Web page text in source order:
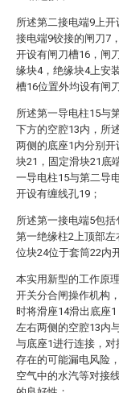
所述第二接电端9上
接电端9铰接的闸刀7
开设有闸刀槽16，闸
缘块4，绝缘块4上安
槽16位置外均设有闸
所述第一导电柱15与
下方的空腔13内，所
两侧的底座1内分别
块21，固定滑块21底
一导电柱15与第二导
开设有缠线孔19；
所述第一接电端5包
第一绝缘柱2上顶部
位块24位于套筒22内
本实用新型的工作原
开关分合闸操作机构
时将滑座14滑出底座
左右两侧的空腔13内
与底座1进行连接，
存在的可能漏电风险
空气中的水汽等对接